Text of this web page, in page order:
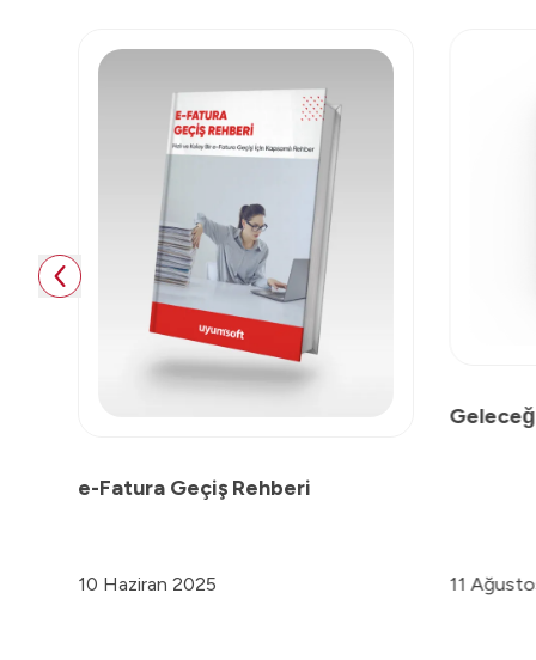
e-Fatura Geçiş Rehberi
10 Haziran 2025 11